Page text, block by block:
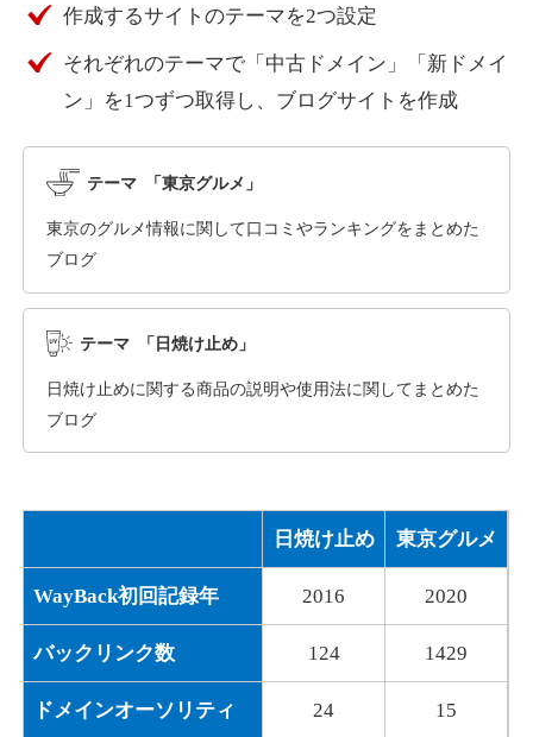
詳細を見る
suka-jp.com
ジャンルその他
DA 40 外部リンク数2518 ドメイン年齢1年
10,800円 入札 0件
詳細を見る
dka-hero.com
ジャンル その他
10,800円
詳細を見る
ジャンルその他
40
10,800円 入札 0件
作成するサイトのテーマを2つ設定
それぞれのテーマで「中古ドメイン」「新ドメイ
ン」を1つずつ取得し、ブログサイトを作成
テーマ 「東京グルメ」
東京のグルメ情報に関して口コミやランキングをまとめた
ブログ
テーマ 「日焼け止め」
日焼け止めに関する商品の説明や使用法に関してまとめた
ブログ
日焼け止め 東京グルメ
WayBack初回記録年 2016 2020
バックリンク数 124 1429
ドメインオーソリティ 24 15